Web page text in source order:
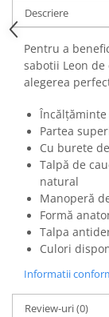
Descriere
Pentru a
sabotii Leon
alegerea
Încălţăminte
Partea
Cu burete
Talpă de
natural
Manoperă
Formă
Talpa
Culori
Informatii
Review-uri(0)